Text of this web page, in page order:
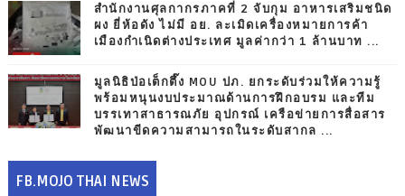
สำนักงานศุลกากรภาคที่ 2 จับกุม อาหารเสริมชนิด
ผง ยี่ห้อดัง ไม่มี อย. ละเมิดเครื่องหมายการค้า
เมืองกำเนิดต่างประเทศ มูลค่ากว่า 1 ล้านบาท ...
มูลนิธิป่อเต็กตึ๊ง MOU ปภ. ยกระดับร่วมให้ความรู้
พร้อมหนุนงบประมาณด้านการฝึกอบรม และทีม
บรรเทาสาธารณภัย อุปกรณ์ เครือข่ายการสื่อสาร
พัฒนาขีดความสามารถในระดับสากล ...
FB.MOJO THAI NEWS